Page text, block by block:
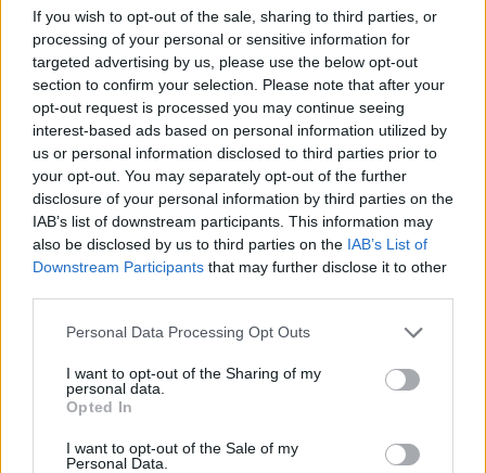
If you wish to opt-out of the sale, sharing to third parties, or
processing of your personal or sensitive information for
targeted advertising by us, please use the below opt-out
section to confirm your selection. Please note that after your
opt-out request is processed you may continue seeing
interest-based ads based on personal information utilized by
us or personal information disclosed to third parties prior to
your opt-out. You may separately opt-out of the further
disclosure of your personal information by third parties on the
IAB’s list of downstream participants. This information may
also be disclosed by us to third parties on the IAB’s List of
Downstream Participants that may further disclose it to other
Please note that this website/app uses one or more Google
not limited to your visit or usage behaviour. You may click to
grant or deny consent to Google and its third-party tags to
use your data for below specified purposes in below Google
consent section.
Personal Data Processing Opt Outs
I want to opt-out of the Sharing of my
personal data.
Opted In
I want to opt-out of the Sale of my
Personal Data.
Megismertem és elfogadom a
GDPR-szabályzat ot
Nem szeretne lemaradni semmiről? Csak egy kattintás, és hírlevelünk a
legfrissebb információkkal és exkluzív tartalmakkal hétről hétre
postaládájába érkezik!
A SZOL24 legfrissebb 24 cikke
Szolnokon egy kulcsfontosságú körforgalmat részlegesen
lezárnak a napokban, a közlekedés az átlagost is meghaladó
mértékben lebénul
Elromlott a biztosítóberendezés a ceglédi vasútvonalon,
alapos késések alakultak ki a menetrendhez képest,
kimaradás is előfordult
Ön szerint hogy készül a hamisítatlan szolnoki habos isler?